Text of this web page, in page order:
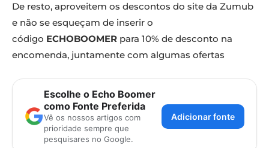
De resto, aproveitem os descontos do site da Zumub
e não se esqueçam de inserir o
código ECHOBOOMER para 10% de desconto na
encomenda, juntamente com algumas ofertas
Escolhe o Echo Boomer
como Fonte Preferida
Vê os nossos artigos com
prioridade sempre que
pesquisares no Google.
Adicionar fonte